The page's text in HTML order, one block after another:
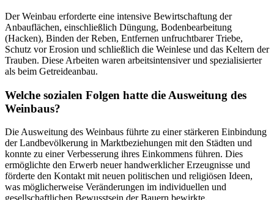
Der Weinbau erforderte eine intensive Bewirtschaftung der
Anbauflächen, einschließlich Düngung, Bodenbearbeitung
(Hacken), Binden der Reben, Entfernen unfruchtbarer Triebe,
Schutz vor Erosion und schließlich die Weinlese und das Keltern der
Trauben. Diese Arbeiten waren arbeitsintensiver und spezialisierter
als beim Getreideanbau.
Welche sozialen Folgen hatte die Ausweitung des
Weinbaus?
Die Ausweitung des Weinbaus führte zu einer stärkeren Einbindung
der Landbevölkerung in Marktbeziehungen mit den Städten und
konnte zu einer Verbesserung ihres Einkommens führen. Dies
ermöglichte den Erwerb neuer handwerklicher Erzeugnisse und
förderte den Kontakt mit neuen politischen und religiösen Ideen,
was möglicherweise Veränderungen im individuellen und